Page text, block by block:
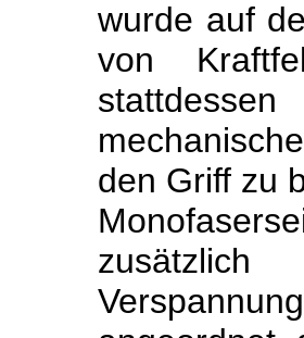
wurde auf
von
den Griff zu